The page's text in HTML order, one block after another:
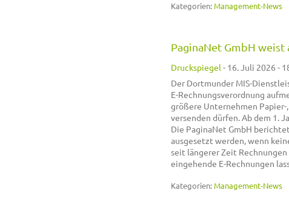
Kategorien: Management-News
PaginaNet GmbH
Druckspiegel - 16. Juli 2026 -
Der Dortmunder MIS-
E-Rechnungsverordnung
größere Unternehmen
versenden dürfen. Ab dem 1.
Die PaginaNet GmbH
ausgesetzt werden, wenn
seit längerer Zeit
eingehende E-Rechnungen
Kategorien: Management-News